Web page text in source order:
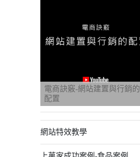
電商訣竅-網站建置與行銷的
配置
網站特效教學